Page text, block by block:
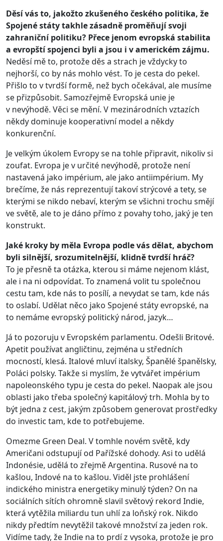
Děsí vás to, jakožto zkušeného českého politika, že
Spojené státy takhle zásadně proměňují svoji
zahraniční politiku? Přece jenom evropská stabilita
a evropští spojenci byli a jsou i v americkém zájmu.
Neděsí mě to, protože děs a strach je vždycky to
nejhorší, co by nás mohlo vést. To je cesta do pekel.
Přišlo to v tvrdší formě, než bych očekával, ale musíme
se přizpůsobit. Samozřejmě Evropská unie je
v nevýhodě. Věci se mění. V mezinárodních vztazích
někdy dominuje kooperativní model a někdy
konkurenční.
Je velkým úkolem Evropy se na tohle připravit, nikoliv si
zoufat. Evropa je v určité nevýhodě, protože není
nastavená jako impérium, ale jako antiimpérium. My
brečíme, že nás reprezentují takoví strýcové a tety, se
kterými se nikdo nebaví, kterým se všichni trochu smějí
ve světě, ale to je dáno přímo z povahy toho, jaký je ten
konstrukt.
Jaké kroky by měla Evropa podle vás dělat, abychom
byli silnější, srozumitelnější, klidně tvrdší hráč?
To je přesně ta otázka, kterou si máme nejenom klást,
ale i na ni odpovídat. To znamená volit tu společnou
cestu tam, kde nás to posílí, a nevydat se tam, kde nás
to oslabí. Udělat něco jako Spojené státy evropské, na
to nemáme evropský politický národ, jazyk…
Já to pozoruju v Evropském parlamentu. Odešli Britové.
Apetit používat angličtinu, zejména u středních
mocností, klesá. Italové mluví italsky, Španělé španělsky,
Poláci polsky. Takže si myslím, že vytvářet impérium
napoleonského typu je cesta do pekel. Naopak ale jsou
oblasti jako třeba společný kapitálový trh. Mohla by to
být jedna z cest, jakým způsobem generovat prostředky
do investic tam, kde to potřebujeme.
Omezme Green Deal. V tomhle novém světě, kdy
Američani odstupují od Pařížské dohody. Asi to udělá
Indonésie, udělá to zřejmě Argentina. Rusové na to
kašlou, Indové na to kašlou. Viděl jste prohlášení
indického ministra energetiky minulý týden? On na
sociálních sítích ohromně slavil světový rekord Indie,
která vytěžila miliardu tun uhlí za loňský rok. Nikdo
nikdy předtím nevytěžil takové množství za jeden rok.
Vidíme tady, že Indie na to prdí z vysoka, protože je pro